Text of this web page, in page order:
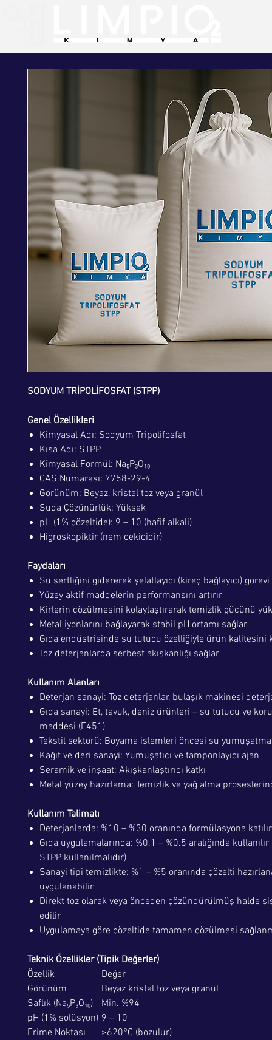
SODYUM TRİPOLİFOSFAT (STPP)
Genel Özellikleri
Kimyasal Adı: Sodyum Tripolifosfat
Kısa Adı: STPP
Kimyasal Formül: Na₅P₃O₁₀
CAS Numarası: 7758-29-4
Görünüm: Beyaz, kristal toz veya granül
Suda Çözünürlük: Yüksek
pH (1% çözeltide): 9 – 10 (hafif alkali)
Higroskopiktir (nem çekicidir)
Faydaları
Su sertliğini gidererek şelatlayıcı (kireç bağlayıcı)
Yüzey aktif maddelerin performansını artırır
Kirlerin çözülmesini kolaylaştırarak temizlik gücünü
Metal iyonlarını bağlayarak stabil pH ortamı sağlar
Gıda endüstrisinde su tutucu özelliğiyle ürün kalitesini
Toz deterjanlarda serbest akışkanlığı sağlar
Kullanım Alanları
Deterjan sanayi: Toz deterjanlar, bulaşık makinesi
Gıda sanayi: Et, tavuk, deniz ürünleri – su tutucu ve
maddesi (E451)
Tekstil sektörü: Boyama işlemleri öncesi su yumuşatma
Kağıt ve deri sanayi: Yumuşatıcı ve tamponlayıcı ajan
Seramik ve inşaat: Akışkanlaştırıcı katkı
Metal yüzey hazırlama: Temizlik ve yağ alma
Kullanım Talimatı
Deterjanlarda: %10 – %30 oranında formülasyona katılır
Gıda uygulamalarında: %0.1 – %0.5 aralığında kullanılır
STPP kullanılmalıdır)
Sanayi tipi temizlikte: %1 – %5 oranında çözelti
uygulanabilir
Direkt toz olarak veya önceden çözündürülmüş halde
edilir
Uygulamaya göre çözeltide tamamen çözülmesi
Teknik Özellikler (Tipik Değerler)
Özellik
Değer
Görünüm
Beyaz kristal toz veya granül
Saflık (Na₅P₃O₁₀)
Min. %94
pH (1% solüsyon) 9 – 10
Erime Noktası
>620°C (bozulur)